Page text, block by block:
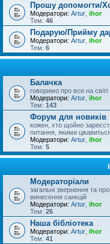
Прошу допомогти/
Модератори: Artur ihor
Тем: 46
Подарую/Прийму
Модератори: Artur ihor
Тем: 6
Балачка
говоримо про все на світі
Модератори: Artur ihor
Тем: 143
Форум для новиків
кожен, хто щойно
питання, якими
Модератори: Artur ihor
Тем: 5
Модераторіали
загальні звернення та
винесення санкцій
Модератори: Artur ihor
Тем: 26
Наша бібліотека
Модератори: Artur ihor
Тем: 41